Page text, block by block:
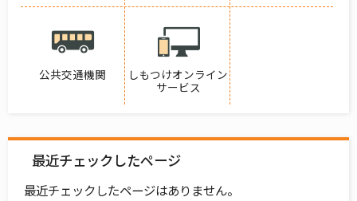
公共交通機関
しもつけオンライン
サービス
最近チェックしたページ
最近チェックしたページはありません。